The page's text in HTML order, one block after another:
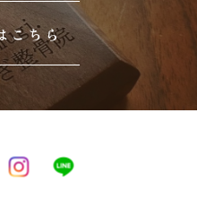
こちら
は肩こり・腰痛改善に向けた整